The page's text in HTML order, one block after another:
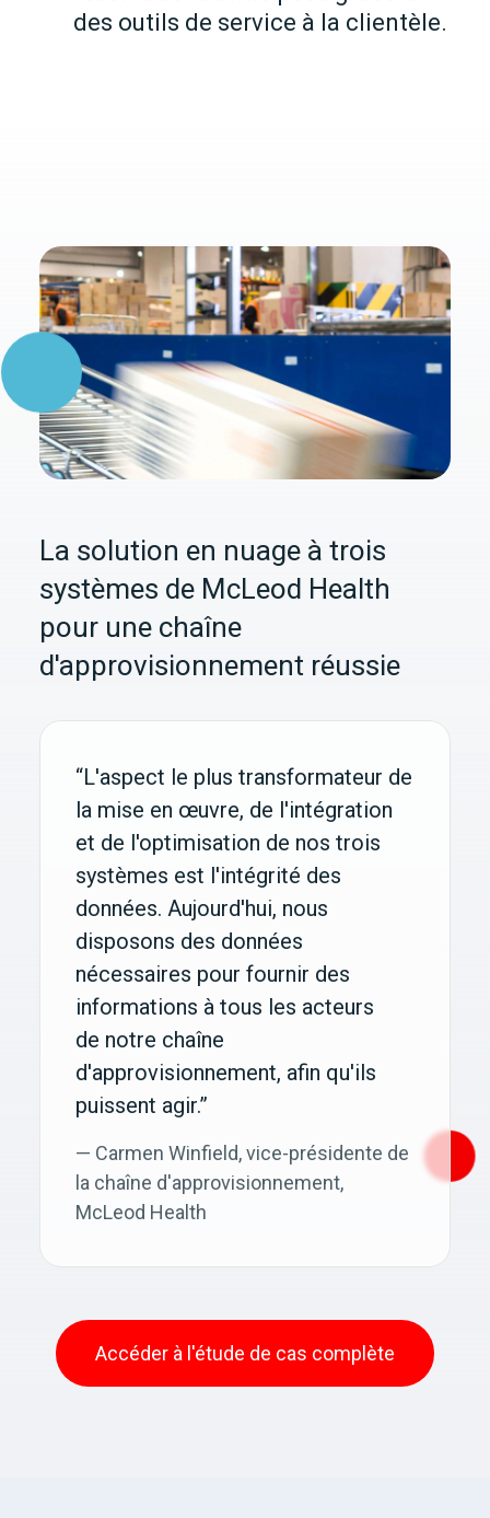
des outils de service à la clientèle.
La solution en nuage à trois
systèmes de McLeod Health
pour une chaîne
d'approvisionnement réussie
“L'aspect le plus transformateur de
la mise en œuvre, de l'intégration
et de l'optimisation de nos trois
systèmes est l'intégrité des
données. Aujourd'hui, nous
disposons des données
nécessaires pour fournir des
informations à tous les acteurs
de notre chaîne
d'approvisionnement, afin qu'ils
puissent agir.”
— Carmen Winfield, vice-présidente de
la chaîne d'approvisionnement,
McLeod Health
Accéder à l'étude de cas complète